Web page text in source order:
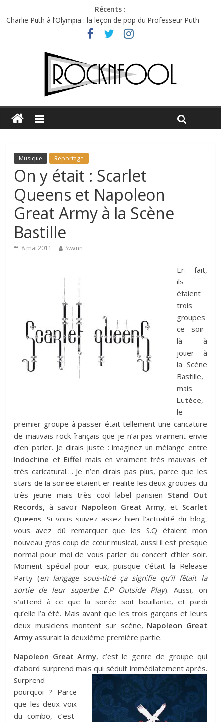
Récents :
Charlie Puth à l’Olympia : la leçon de pop du Professeur Puth
Festival Triptyque : un nouveau festival de musique indépendant
Hellfest 2026 vendredi : température et émotions en hausse
Hellfest 2026 jeudi : impossible de choisir entre chaleur et bonne
Première édition du Midgard Festival : entre bière, métal et
Musique Reportage
On y était : Scarlet
Queens et Napoleon
Great Army à la Scène
Bastille
8 mai 2011 Swann
En fait,
ils
étaient
trois
groupes
ce soir-
là à
jouer à
la Scène
Bastille,
mais
Lutèce,
le
premier groupe à passer était tellement une caricature
de mauvais rock français que je n’ai pas vraiment envie
d’en parler. Je dirais juste : imaginez un mélange entre
Indochine et Eiffel mais en vraiment très mauvais et
très caricatural…. Je n’en dirais pas plus, parce que les
stars de la soirée étaient en réalité les deux groupes du
très jeune mais très cool label parisien Stand Out
Records, à savoir Napoleon Great Army, et Scarlet
Queens. Si vous suivez assez bien l’actualité du blog,
vous avez dû remarquer que les S.Q étaient mon
nouveau gros coup de cœur musical, aussi il est presque
normal pour moi de vous parler du concert d’hier soir.
Moment spécial pour eux, puisque c’était la Release
Party (en langage sous-titré ça signifie qu’il fêtait la
sortie de leur superbe E.P Outside Play). Aussi, on
s’attend à ce que la soirée soit bouillante, et pardi
qu’elle l’a été. Mais avant que les trois garçons et leurs
deux musiciens montent sur scène, Napoleon Great
Army assurait la deuxième première partie.
Napoleon Great Army, c’est le genre de groupe qui
d’abord surprend mais qui séduit immédiatement après.
Surprend
pourquoi ? Parce
que les deux voix
du combo, c’est-